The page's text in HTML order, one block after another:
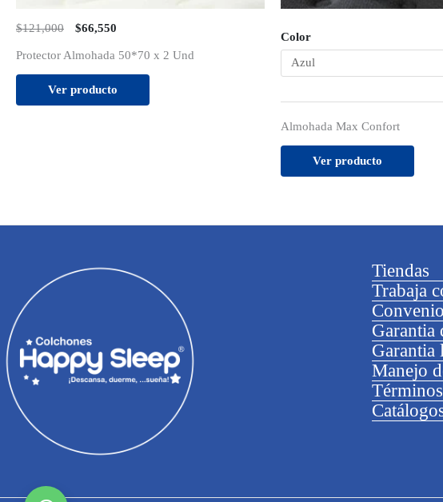
$121,000 $66,550
Protector Almohada 50*70 x 2 Und
Ver producto
Color
Almohada Max Confort
Ver producto
Tiendas
Trabaja
Garantia
Garantia
Manejo